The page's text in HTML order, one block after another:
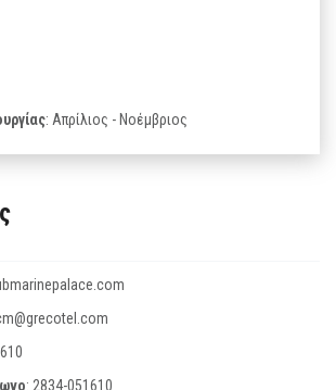
: Απρίλιος - Νοέμβριος
: 2834-051610